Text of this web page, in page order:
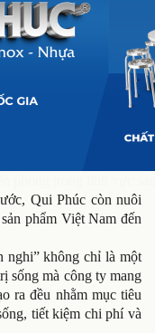
Qui Phúc còn nuôi
phẩm Việt Nam đến
nghi” không chỉ là một
sống mà công ty mang
ra đều nhằm mục tiêu
tiết kiệm chi phí và